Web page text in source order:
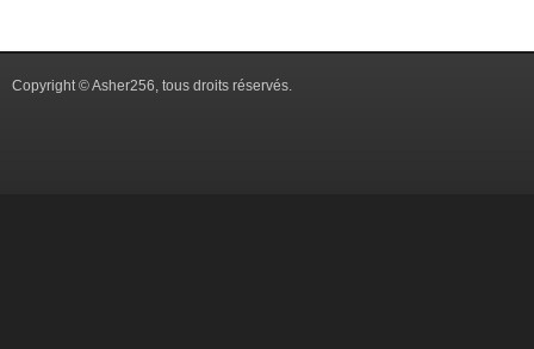
Copyright © Asher256, tous droits réservés.